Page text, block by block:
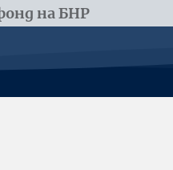
на БНР